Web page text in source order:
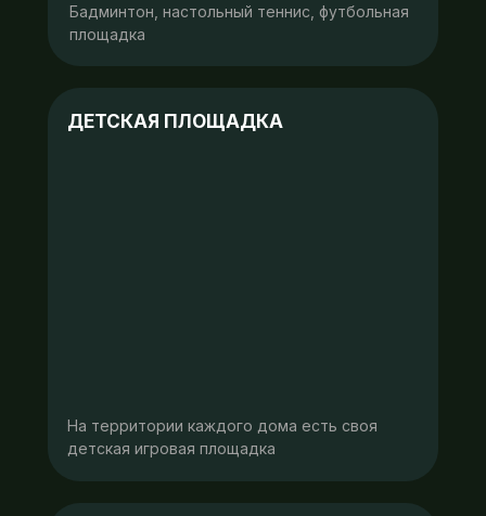
Бадминтон, настольный теннис, футбольная
площадка
На территории каждого дома есть своя
детская игровая площадка
ДЕТСКАЯ ПЛОЩАДКА